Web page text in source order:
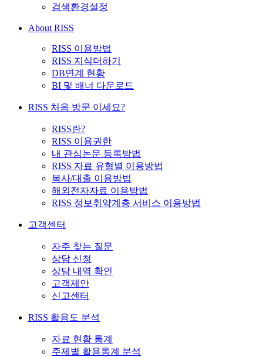
검색환경설정
About RISS
RISS 이용방법
RISS 지식더하기
DB연계 현황
BI 및 배너 다운로드
RISS 처음 방문 이세요?
RISS란?
RISS 이용권한
내 관심논문 등록방법
RISS 자료 유형별 이용방법
복사/대출 이용방법
해외전자자료 이용방법
RISS 정보취약계층 서비스 이용방법
고객센터
자주 찾는 질문
상담 신청
상담 내역 확인
고객제안
신고센터
RISS 활용도 분석
자료 현황 통계
주제별 활용통계 분석